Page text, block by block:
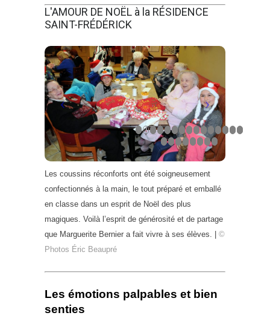
L'AMOUR DE NOËL à la RÉSIDENCE
SAINT-FRÉDÉRICK
Les coussins réconforts ont été soigneusement
confectionnés à la main, le tout préparé et emballé
en classe dans un esprit de Noël des plus
magiques. Voilà l’esprit de générosité et de partage
que Marguerite Bernier a fait vivre à ses élèves. |
©
Photos Éric Beaupré
Les émotions palpables et bien
senties